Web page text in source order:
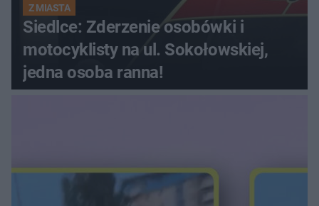
Z MIASTA
Siedlce: Zderzenie osobówki i
motocyklisty na ul. Sokołowskiej,
jedna osoba ranna!